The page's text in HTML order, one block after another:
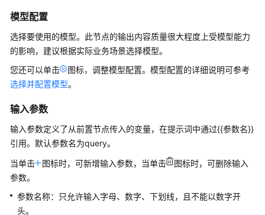
开
智
能
应
用
发
作
流
模型配置
选择要使用的模型。此节点的输出内容质量很大程度上受模型能力
的影响，建议根据实际业务场景选择模型。
您还可以单击
图标，调整模型配置。模型配置的详细说明可参考
选择并配置模型。
输入参数
输入参数定义了从前置节点传入的变量，在提示词中通过{{参数名}}
引用。默认参数名为query。
当单击
图标时，可新增输入参数，当单击
图标时，可删除输入
参数。
参数名称：只允许输入字母、数字、下划线，且不能以数字开
头。